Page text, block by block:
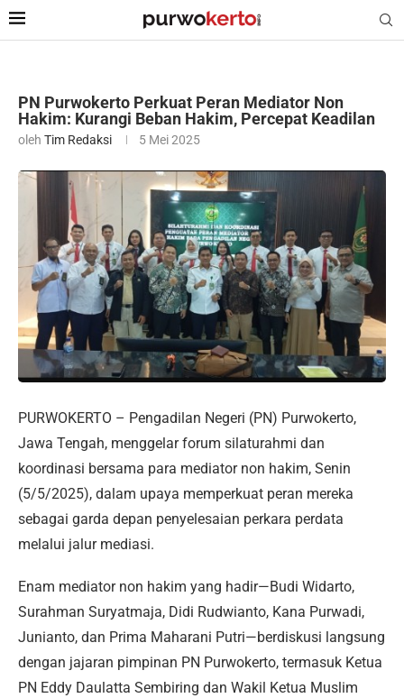
PN Purwokerto Perkuat Peran Mediator Non
Hakim: Kurangi Beban Hakim, Percepat Keadilan
oleh Tim Redaksi 5 Mei 2025
PURWOKERTO – Pengadilan Negeri (PN) Purwokerto,
Jawa Tengah, menggelar forum silaturahmi dan
koordinasi bersama para mediator non hakim, Senin
(5/5/2025), dalam upaya memperkuat peran mereka
sebagai garda depan penyelesaian perkara perdata
melalui jalur mediasi.
Enam mediator non hakim yang hadir—Budi Widarto,
Surahman Suryatmaja, Didi Rudwianto, Kana Purwadi,
Junianto, dan Prima Maharani Putri—berdiskusi langsung
dengan jajaran pimpinan PN Purwokerto, termasuk Ketua
PN Eddy Daulatta Sembiring dan Wakil Ketua Muslim